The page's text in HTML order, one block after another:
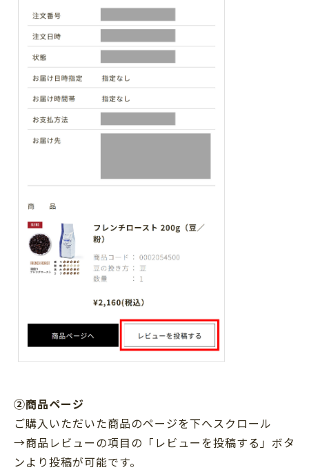
②商品ページ
ご購入いただいた商品のページを下へスクロール
→商品レビューの項目の「レビューを投稿する」ボタ
ンより投稿が可能です。